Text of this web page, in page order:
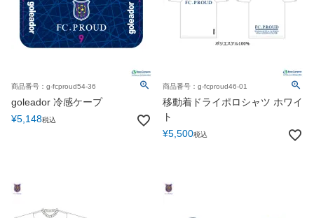
商品番号：g-fcproud54-36
goleador 冷感ケープ
¥5,148税込
商品番号：g-fcproud46-01
移動着ドライポロシャツ ホワイ
ト
¥5,500税込